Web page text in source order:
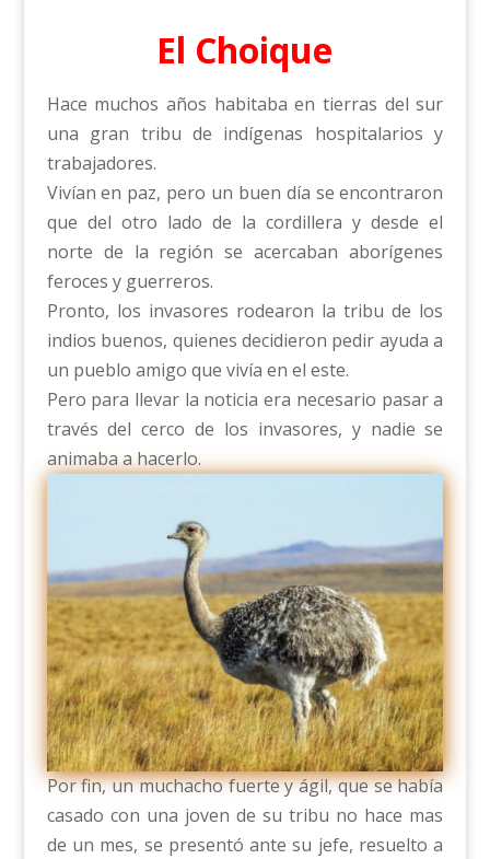
El Choique
Hace muchos años habitaba en tierras del sur
una gran tribu de indígenas hospitalarios y
trabajadores.
Vivían en paz, pero un buen día se encontraron
que del otro lado de la cordillera y desde el
norte de la región se acercaban aborígenes
feroces y guerreros.
Pronto, los invasores rodearon la tribu de los
indios buenos, quienes decidieron pedir ayuda a
un pueblo amigo que vivía en el este.
Pero para llevar la noticia era necesario pasar a
través del cerco de los invasores, y nadie se
animaba a hacerlo.
Por fin, un muchacho fuerte y ágil, que se había
casado con una joven de su tribu no hace mas
de un mes, se presentó ante su jefe, resuelto a